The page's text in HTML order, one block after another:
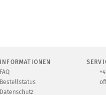
INFORMATIONEN
FAQ
Bestellstatus
Datenschutz